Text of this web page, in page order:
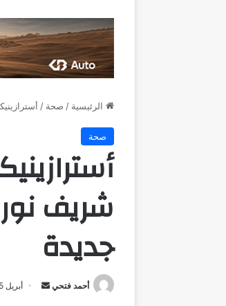
الرئيسية / صحة /
صحة
شريف
جديدة
أحمد فتحي
أرسل أبريل 5, 2026